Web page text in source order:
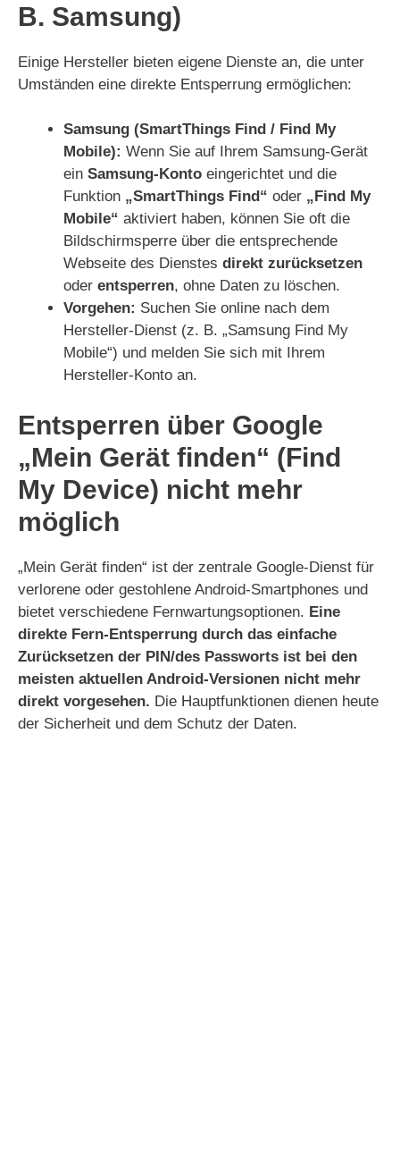
B. Samsung)
Einige Hersteller bieten eigene Dienste an, die unter
Umständen eine direkte Entsperrung ermöglichen:
Samsung (SmartThings Find / Find My
Mobile): Wenn Sie auf Ihrem Samsung-Gerät
ein Samsung-Konto eingerichtet und die
Funktion „SmartThings Find“ oder „Find My
Mobile“ aktiviert haben, können Sie oft die
Bildschirmsperre über die entsprechende
Webseite des Dienstes direkt zurücksetzen
oder entsperren, ohne Daten zu löschen.
Vorgehen: Suchen Sie online nach dem
Hersteller-Dienst (z. B. „Samsung Find My
Mobile“) und melden Sie sich mit Ihrem
Hersteller-Konto an.
Entsperren über Google
„Mein Gerät finden“ (Find
My Device) nicht mehr
möglich
„Mein Gerät finden“ ist der zentrale Google-Dienst für
verlorene oder gestohlene Android-Smartphones und
bietet verschiedene Fernwartungsoptionen. Eine
direkte Fern-Entsperrung durch das einfache
Zurücksetzen der PIN/des Passworts ist bei den
meisten aktuellen Android-Versionen nicht mehr
direkt vorgesehen. Die Hauptfunktionen dienen heute
der Sicherheit und dem Schutz der Daten.